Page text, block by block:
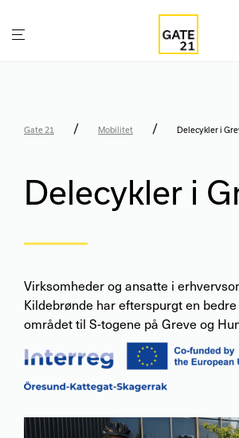
Gate 21 / Mobilitet / Delecykler i
Delecykler i
Virksomheder og ansatte i
Kildebrønde har efterspurgt en
området til S-togene på Greve og